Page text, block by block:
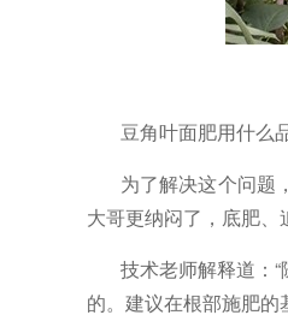
豆角叶面肥用什么
为了解决这个问题
大哥更纳闷了，底肥、
技术老师解释道：
的。建议在根部施肥